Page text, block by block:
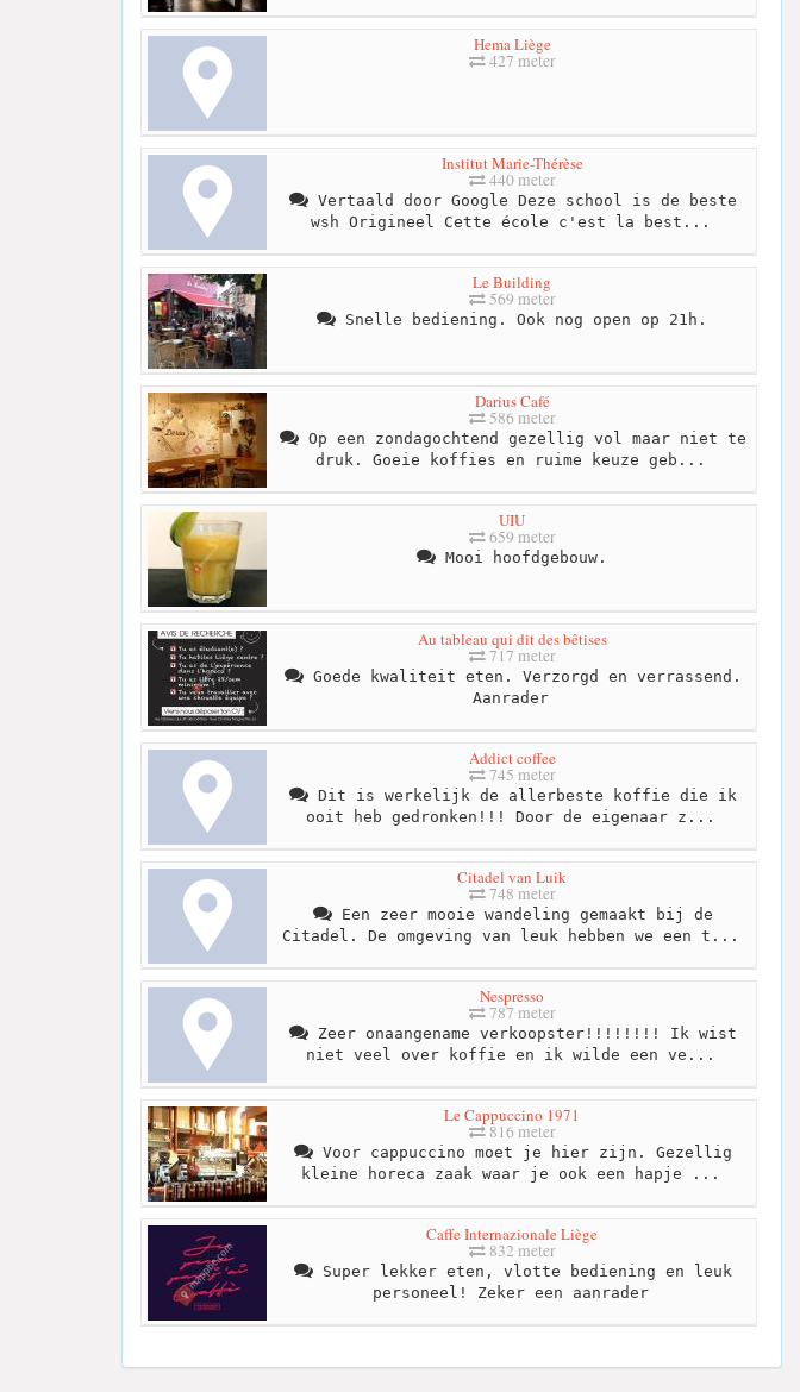
Hema Liège
427 meter
Institut Marie-Thérèse
440 meter
Vertaald door Google Deze school is de beste
wsh Origineel Cette école c'est la best...
Le Building
569 meter
Snelle bediening. Ook nog open op 21h.
Darius Café
586 meter
Op een zondagochtend gezellig vol maar niet te
druk. Goeie koffies en ruime keuze geb...
UIU
659 meter
Mooi hoofdgebouw.
Au tableau qui dit des bêtises
717 meter
Goede kwaliteit eten. Verzorgd en verrassend.
Aanrader
Addict coffee
745 meter
Dit is werkelijk de allerbeste koffie die ik
ooit heb gedronken!!! Door de eigenaar z...
Citadel van Luik
748 meter
Een zeer mooie wandeling gemaakt bij de
Citadel. De omgeving van leuk hebben we een t...
Nespresso
787 meter
Zeer onaangename verkoopster!!!!!!!! Ik wist
niet veel over koffie en ik wilde een ve...
Le Cappuccino 1971
816 meter
Voor cappuccino moet je hier zijn. Gezellig
kleine horeca zaak waar je ook een hapje ...
Caffe Internazionale Liège
832 meter
Super lekker eten, vlotte bediening en leuk
personeel! Zeker een aanrader